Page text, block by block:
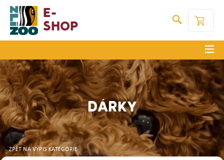
E-
Shop
DÁRKY
ZPĚT NA VÝPIS KATEGORIE